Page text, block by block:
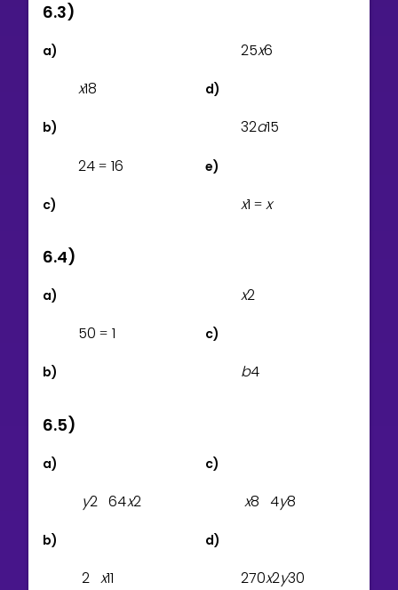
6.3)
a)
x18
b)
24 = 16
c)
25x6
d)
32a15
e)
x1 = x
6.4)
a)
50 = 1
b)
x2
c)
b4
6.5)
a)
y2 64x2
b)
2 x11
c)
x8 4y8
d)
270x2y30